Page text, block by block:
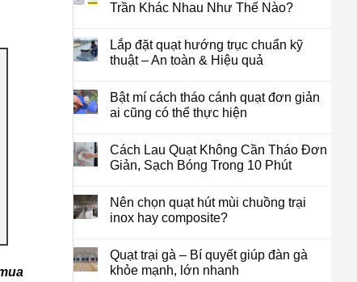
Trần Khác Nhau Như Thế Nào?
Lắp đặt quạt hướng trục chuẩn kỹ
thuật – An toàn & Hiệu quả
Bật mí cách tháo cánh quạt đơn giản
ai cũng có thể thực hiện
Cách Lau Quạt Không Cần Tháo Đơn
Giản, Sạch Bóng Trong 10 Phút
Nên chọn quạt hút mùi chuồng trại
inox hay composite?
Quạt trại gà – Bí quyết giúp đàn gà
khỏe mạnh, lớn nhanh